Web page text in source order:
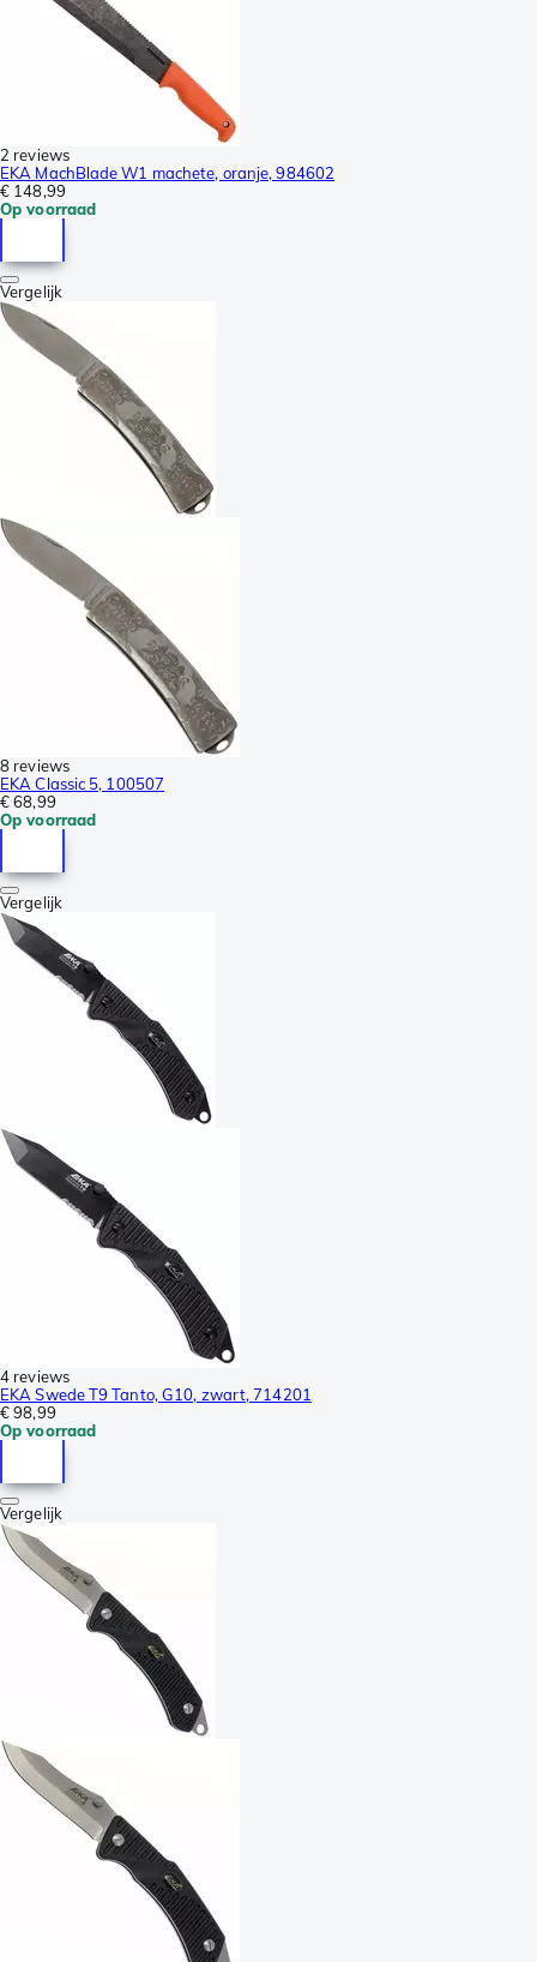
2 reviews
EKA MachBlade W1 machete, oranje, 984602
€ 148,99
Op voorraad
Vergelijk
8 reviews
EKA Classic 5, 100507
€ 68,99
Op voorraad
Vergelijk
4 reviews
EKA Swede T9 Tanto, G10, zwart, 714201
€ 98,99
Op voorraad
Vergelijk